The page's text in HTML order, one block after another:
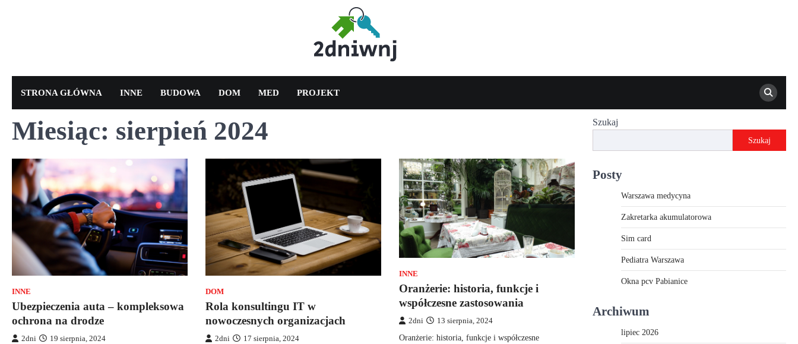
STRONA GŁÓWNA INNE BUDOWA DOM MED PROJEKT
Miesiąc: sierpień 2024
INNE
Ubezpieczenia auta – kompleksowa
ochrona na drodze
2dni 19 sierpnia, 2024
DOM
Rola konsultingu IT w
nowoczesnych organizacjach
2dni 17 sierpnia, 2024
INNE
Oranżerie: historia, funkcje i
współczesne zastosowania
2dni 13 sierpnia, 2024
Oranżerie: historia, funkcje i współczesne
Szukaj
Szukaj
Posty
Warszawa medycyna
Zakretarka akumulatorowa
Sim card
Pediatra Warszawa
Okna pcv Pabianice
Archiwum
lipiec 2026